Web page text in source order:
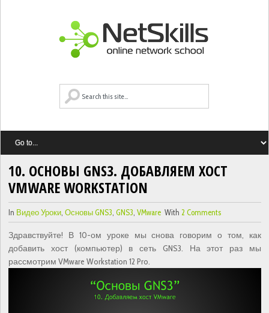
10. ОСНОВЫ GNS3. ДОБАВЛЯЕМ ХОСТ
VMWARE WORKSTATION
In Видео Уроки,Основы GNS3,GNS3,VMware With2 Comments
Здравствуйте! В 10-ом уроке мы снова говорим о том, как
добавить хост (компьютер) в сеть GNS3. На этот раз мы
рассмотрим VMware Workstation 12 Pro.